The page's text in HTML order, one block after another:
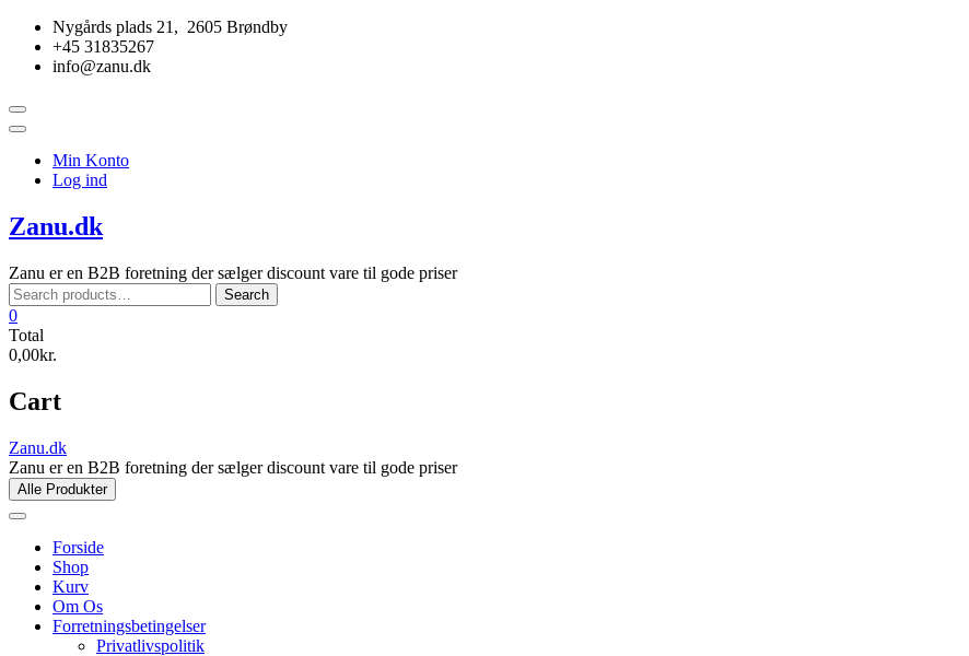
Skip
content
Nygårds plads 21, 2605 Brøndby
+45 31835267
info@zanu.dk
Topbar
Menu
Min Konto
Log ind
Zanu.dk
Zanu er en B2B foretning der sælger discount vare til gode priser
Search
for:
Search
0
Total
0,00kr.
Cart
Zanu.dk
Zanu er en B2B foretning der sælger discount vare til gode priser
Alle Produkter
Forside
Shop
Kurv
Om Os
Forretningsbetingelser
Privatlivspolitik